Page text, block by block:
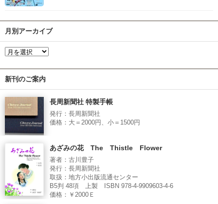
月別アーカイブ
新刊のご案内
長周新聞社 特製手帳
発行：長周新聞社
価格：大＝2000円、小＝1500円
あざみの花 The Thistle Flower
著者：古川豊子
発行：長周新聞社
取扱：地方小出版流通センター
B5判 48項 上製 ISBN 978-4-9909603-4-6
価格：￥2000Ｅ